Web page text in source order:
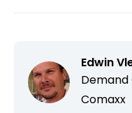
Edwin
Demand
Comaxx